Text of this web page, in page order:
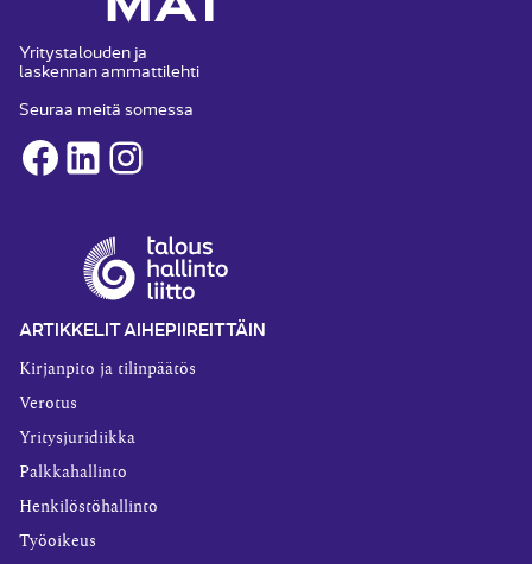
Yritystalouden ja
laskennan ammattilehti
Seuraa meitä somessa
Facebook
LinkedInInstagram
ARTIKKELIT AIHEPIIREITTÄIN
Kirjanpito ja tilinpäätös
Verotus
Yritysjuridiikka
Palkkahallinto
Henkilöstöhallinto
Työoikeus